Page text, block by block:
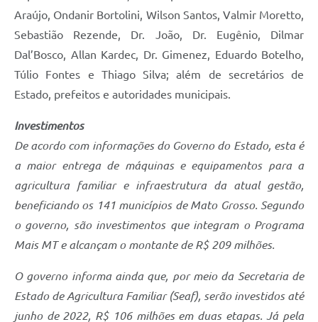
Araújo, Ondanir Bortolini, Wilson Santos, Valmir Moretto,
Sebastião Rezende, Dr. João, Dr. Eugênio, Dilmar
Dal’Bosco, Allan Kardec, Dr. Gimenez, Eduardo Botelho,
Túlio Fontes e Thiago Silva; além de secretários de
Estado, prefeitos e autoridades municipais.
Investimentos
De acordo com informações do Governo do Estado, esta é
a maior entrega de máquinas e equipamentos para a
agricultura familiar e infraestrutura da atual gestão,
beneficiando os 141 municípios de Mato Grosso. Segundo
o governo, são investimentos que integram o Programa
Mais MT e alcançam o montante de R$ 209 milhões.
O governo informa ainda que, por meio da Secretaria de
Estado de Agricultura Familiar (Seaf), serão investidos até
junho de 2022, R$ 106 milhões em duas etapas. Já pela